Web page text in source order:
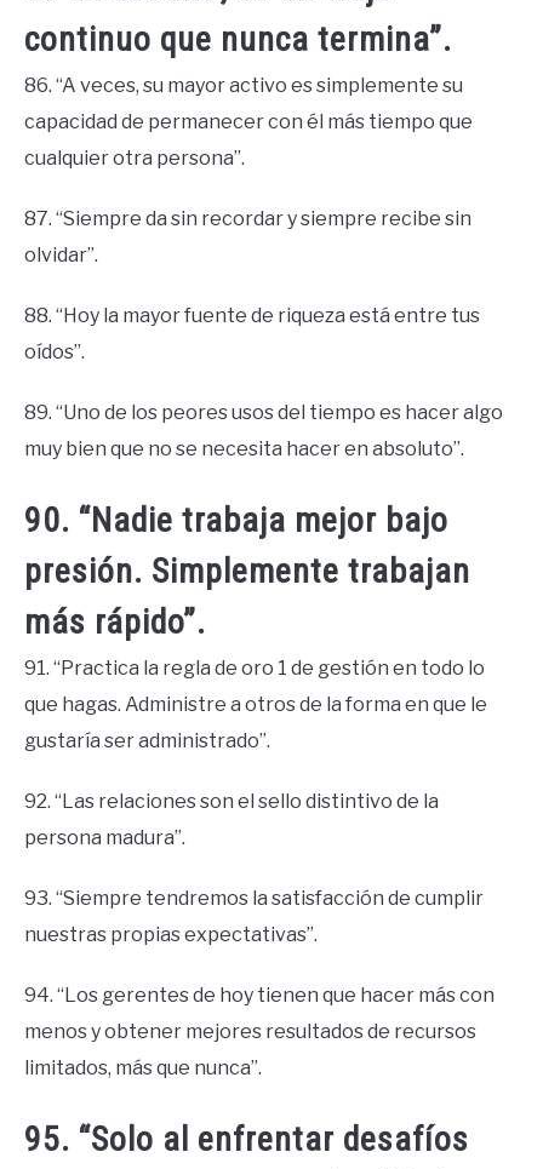
continuo que nunca termina”.
86. “A veces, su mayor activo es simplemente su
capacidad de permanecer con él más tiempo que
cualquier otra persona”.
87. “Siempre da sin recordar y siempre recibe sin
olvidar”.
88. “Hoy la mayor fuente de riqueza está entre tus
oídos”.
89. “Uno de los peores usos del tiempo es hacer algo
muy bien que no se necesita hacer en absoluto”.
90. “Nadie trabaja mejor bajo
presión. Simplemente trabajan
más rápido”.
91. “Practica la regla de oro 1 de gestión en todo lo
que hagas. Administre a otros de la forma en que le
gustaría ser administrado”.
92. “Las relaciones son el sello distintivo de la
persona madura”.
93. “Siempre tendremos la satisfacción de cumplir
nuestras propias expectativas”.
94. “Los gerentes de hoy tienen que hacer más con
menos y obtener mejores resultados de recursos
limitados, más que nunca”.
95. “Solo al enfrentar desafíos